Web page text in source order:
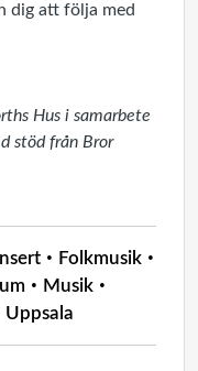
dig att följa med
Hus i samarbete
stöd från Bror
Folkmusik
Musik
Uppsala